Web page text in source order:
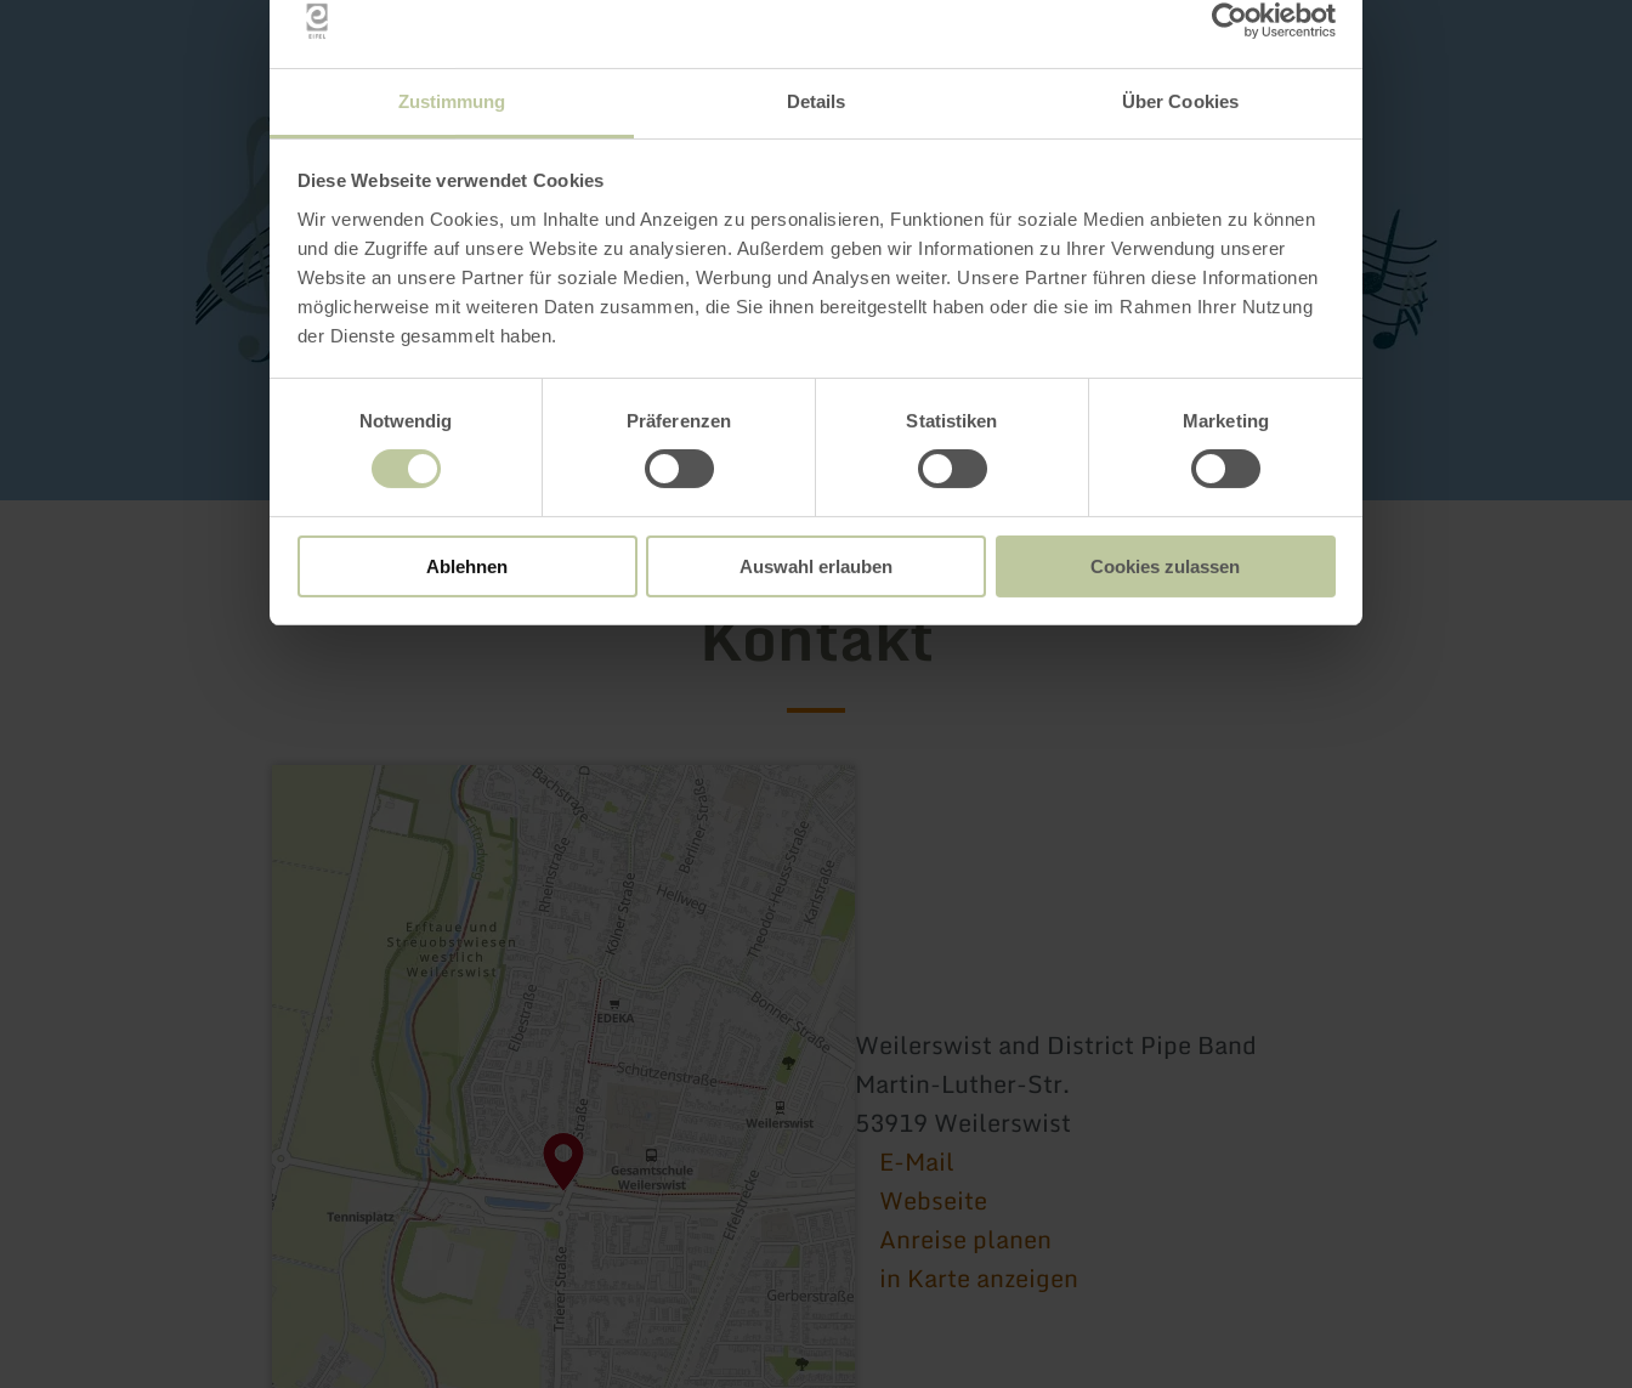
Zustimmung Details Über Cookies
Diese Webseite verwendet Cookies
Wir verwenden Cookies, um Inhalte und Anzeigen zu personalisieren, Funktionen für soziale Medien anbieten zu können
und die Zugriffe auf unsere Website zu analysieren. Außerdem geben wir Informationen zu Ihrer Verwendung unserer
Website an unsere Partner für soziale Medien, Werbung und Analysen weiter. Unsere Partner führen diese Informationen
möglicherweise mit weiteren Daten zusammen, die Sie ihnen bereitgestellt haben oder die sie im Rahmen Ihrer Nutzung
der Dienste gesammelt haben.
Notwendig
Präferenzen Statistiken Marketing
Ablehnen Auswahl erlauben Cookies zulassen
Kontakt
Weilerswist and District Pipe Band
Martin-Luther-Str.
53919 Weilerswist
E-Mail
Webseite
Anreise planen
in Karte anzeigen